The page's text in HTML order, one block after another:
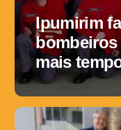
Ipumirim
mais